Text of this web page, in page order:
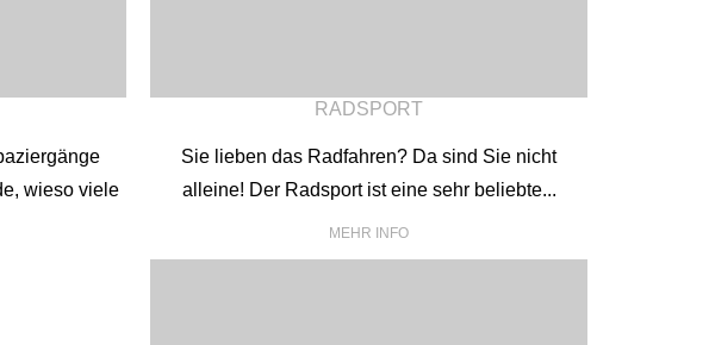
wieso viele
RADSPORT
Sie lieben das Radfahren? Da sind Sie nicht
alleine! Der Radsport ist eine sehr beliebte...
MEHR INFO